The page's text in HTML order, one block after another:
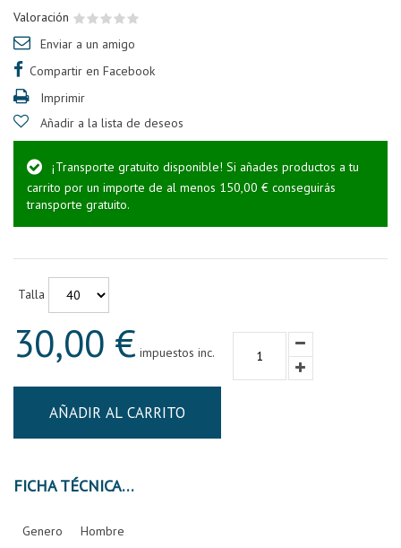
Valoración
Enviar a un amigo
Compartir en Facebook
Imprimir
Añadir a la lista de deseos
¡Transporte gratuito disponible! Si añades productos a tu
carrito por un importe de al menos 150,00 € conseguirás
transporte gratuito.
Talla
30,00 € impuestos inc.
AÑADIR AL CARRITO
FICHA TÉCNICA
Genero Hombre